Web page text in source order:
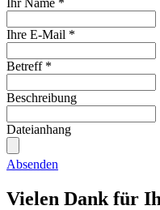
Ihr Name *
Ihre E-Mail *
Betreff*
Beschreibung
Dateianhang
Absenden
Vielen Dank für